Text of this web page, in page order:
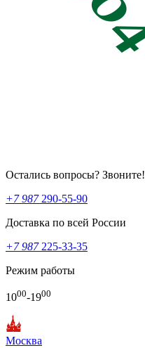
Остались вопросы? Звоните!
+7 987290-55-90
Доставка по всей России
+7 987225-33-35
Режим работы
1000-1900
Москва